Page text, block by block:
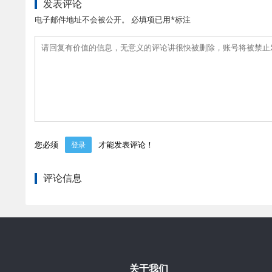
发表评论
电子邮件地址不会被公开。 必填项已用*标注
您必须 登录 才能发表评论！
评论信息
关于我们